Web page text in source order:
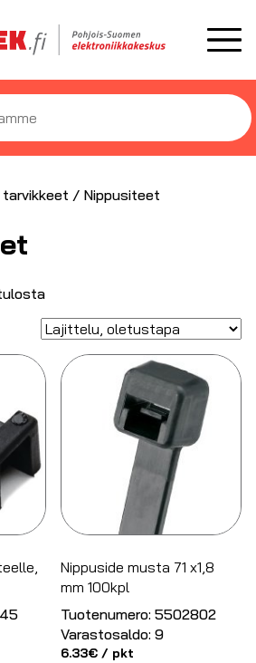
/ Nippusiteet
Nippuside musta 71 x1,8
mm 100kpl
Tuotenumero: 5502802
Varastosaldo: 9
6.33€ / pkt